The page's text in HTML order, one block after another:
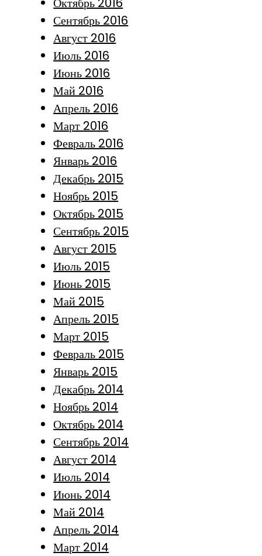
Сентябрь 2016
Август 2016
Июль 2016
Июнь 2016
Май 2016
Апрель 2016
Март 2016
Февраль 2016
Январь 2016
Декабрь 2015
Ноябрь 2015
Октябрь 2015
Сентябрь 2015
Август 2015
Июль 2015
Июнь 2015
Май 2015
Апрель 2015
Март 2015
Февраль 2015
Январь 2015
Декабрь 2014
Ноябрь 2014
Октябрь 2014
Сентябрь 2014
Август 2014
Июль 2014
Июнь 2014
Май 2014
Апрель 2014
Март 2014